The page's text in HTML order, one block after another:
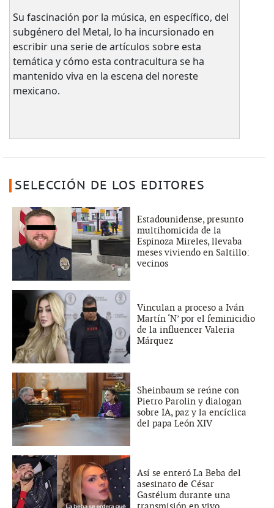
Su fascinación por la música, en específico, del
subgénero del Metal, lo ha incursionado en
escribir una serie de artículos sobre esta
temática y cómo esta contracultura se ha
mantenido viva en la escena del noreste
mexicano.
SELECCIÓN DE LOS EDITORES
Estadounidense, presunto
multihomicida de la
Espinoza Mireles, llevaba
meses viviendo en Saltillo:
vecinos
Vinculan a proceso a Iván
Martín ‘N’ por el feminicidio
de la influencer Valeria
Márquez
Sheinbaum se reúne con
Pietro Parolin y dialogan
sobre IA, paz y la encíclica
del papa León XIV
Así se enteró La Beba del
asesinato de César
Gastélum durante una